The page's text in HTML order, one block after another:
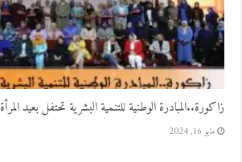
زاكورة..المبادرة الوطنية للتنمية البشرية تحتفل بعيد المرأة
مايو 16, 2024